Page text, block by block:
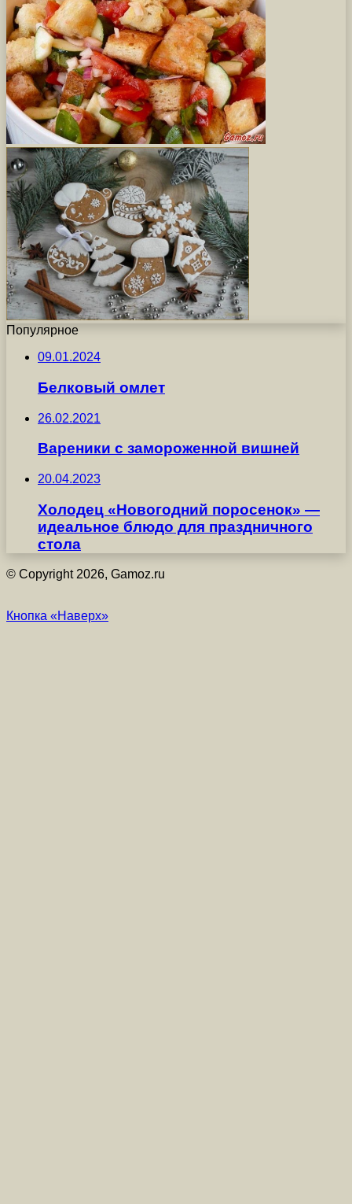
Популярное
09.01.2024
Белковый омлет
26.02.2021
Вареники с замороженной вишней
20.04.2023
Холодец «Новогодний поросенок» —
идеальное блюдо для праздничного
стола
© Copyright 2026, Gamoz.ru
Кнопка «Наверх»